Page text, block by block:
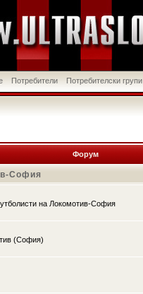
Потребители Потребителски групи
Форум
София
на Локомотив-София
(София)